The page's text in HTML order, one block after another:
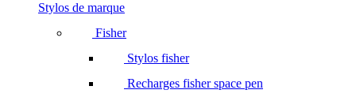
Stylos de marque
Fisher
Stylos fisher
Recharges fisher space pen